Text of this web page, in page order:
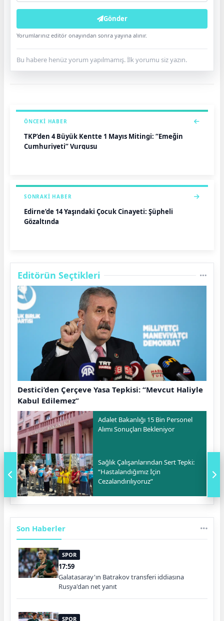
Gönder
Yorumlarınız editör onayından sonra yayına alınır.
Bu habere henüz yorum yapılmamış. İlk yorumu siz yazın.
ÖNCEKI HABER
TKP’den 4 Büyük Kentte 1 Mayıs Mitingi: “Emeğin
Cumhuriyeti” Vurgusu
SONRAKI HABER
Edirne’de 14 Yaşındaki Çocuk Cinayeti: Şüpheli
Gözaltında
Editörün Seçtikleri
Destici’den Çerçeve Yasa Tepkisi: “Mevcut Haliyle
Kabul Edilemez”
Adalet Bakanlığı 15 Bin Personel
Alımı Sonuçları Bekleniyor
Sağlık Çalışanlarından Sert Tepki:
“Hastalandığımız İçin
Cezalandırılıyoruz”
Son Haberler
SPOR
17:59
Galatasaray'ın Batrakov transferi iddiasına
Rusya'dan net yanıt
SPOR